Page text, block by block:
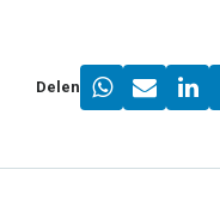
Delen